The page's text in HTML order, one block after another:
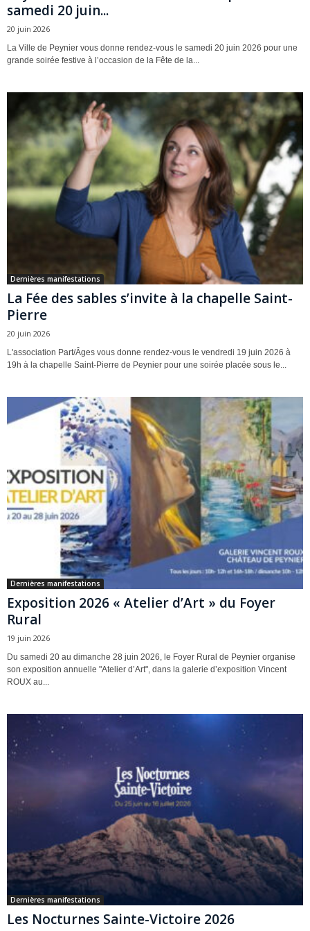
samedi 20 juin...
20 juin 2026
La Ville de Peynier vous donne rendez-vous le samedi 20 juin 2026 pour une
grande soirée festive à l’occasion de la Fête de la...
Dernières manifestations
La Fée des sables s’invite à la chapelle Saint-
Pierre
20 juin 2026
L'association Part/Âges vous donne rendez-vous le vendredi 19 juin 2026 à
19h à la chapelle Saint-Pierre de Peynier pour une soirée placée sous le...
Dernières manifestations
Exposition 2026 « Atelier d’Art » du Foyer
Rural
19 juin 2026
Du samedi 20 au dimanche 28 juin 2026, le Foyer Rural de Peynier organise
son exposition annuelle "Atelier d’Art", dans la galerie d’exposition Vincent
ROUX au...
Dernières manifestations
Les Nocturnes Sainte-Victoire 2026